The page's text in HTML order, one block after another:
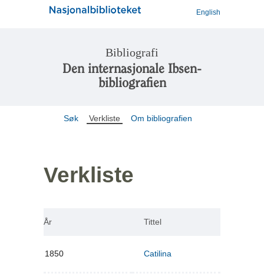
English
Bibliografi
Den internasjonale Ibsen-
bibliografien
Søk Verkliste Om bibliografien
Verkliste
År Tittel
1850 Catilina